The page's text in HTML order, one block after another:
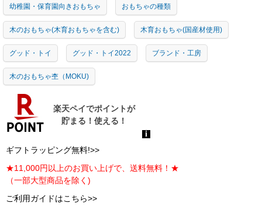
幼稚園・保育園向きおもちゃ おもちゃの種類
木のおもちゃ(木育おもちゃを含む) 木育おもちゃ(国産材使用)
グッド・トイ グッド・トイ2022 ブランド・工房
木のおもちゃ杢（MOKU)
ギフトラッピング無料!>>
★11,000円以上のお買い上げで、送料無料！★
（一部大型商品を除く)
ご利用ガイドはこちら>>